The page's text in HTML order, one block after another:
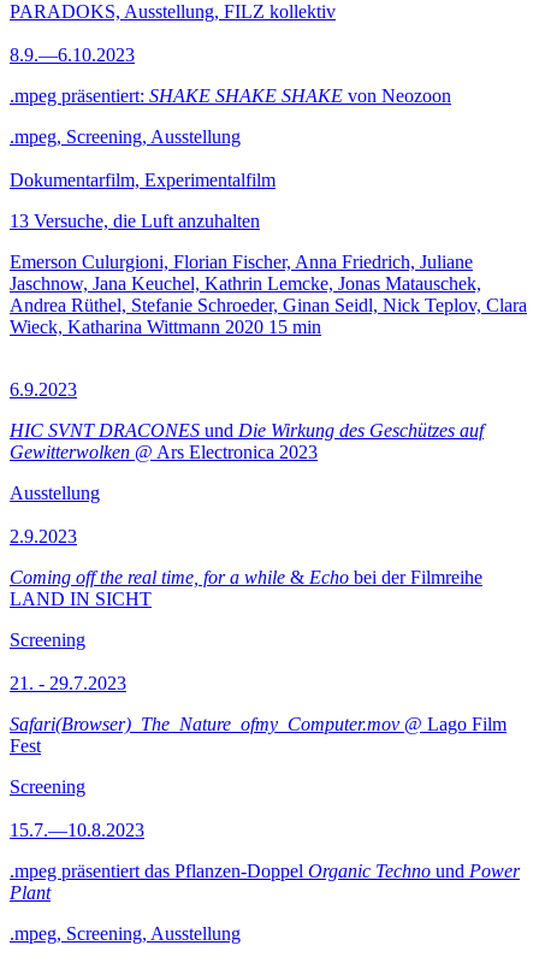
PARADOKS, Ausstellung, FILZ kollektiv
8.9.—6.10.2023
.mpeg präsentiert: SHAKE SHAKE SHAKE von Neozoon
.mpeg, Screening, Ausstellung
Dokumentarfilm, Experimentalfilm
13 Versuche, die Luft anzuhalten
Emerson Culurgioni, Florian Fischer, Anna Friedrich, Juliane
Jaschnow, Jana Keuchel, Kathrin Lemcke, Jonas Matauschek,
Andrea Rüthel, Stefanie Schroeder, Ginan Seidl, Nick Teplov, Clara
Wieck, Katharina Wittmann 2020 15 min
6.9.2023
HIC SVNT DRACONES und Die Wirkung des Geschützes auf
Gewitterwolken @ Ars Electronica 2023
Ausstellung
2.9.2023
Coming off the real time, for a while & Echo bei der Filmreihe
LAND IN SICHT
Screening
21. - 29.7.2023
Safari(Browser)_The_Nature_ofmy_Computer.mov @ Lago Film
Fest
Screening
15.7.—10.8.2023
.mpeg präsentiert das Pflanzen-Doppel Organic Techno und Power
Plant
.mpeg, Screening, Ausstellung